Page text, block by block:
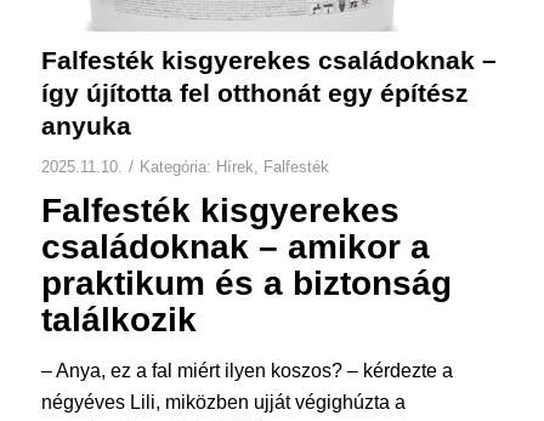
Falfesték kisgyerekes családoknak –
így újította fel otthonát egy építész
anyuka
2025.11.10. / Kategória: Hírek, Falfesték
Falfesték kisgyerekes
családoknak – amikor a
praktikum és a biztonság
találkozik
– Anya, ez a fal miért ilyen koszos? – kérdezte a
négyéves Lili, miközben ujját végighúzta a